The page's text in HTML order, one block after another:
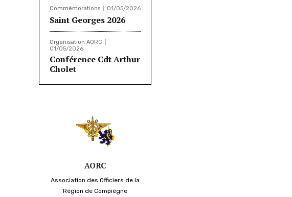
Commémorations 01/05/2026
Saint Georges 2026
Organisation AORC
01/05/2026
Conférence Cdt Arthur
Cholet
AORC
Association des Officiers de la
Région de Compiègne